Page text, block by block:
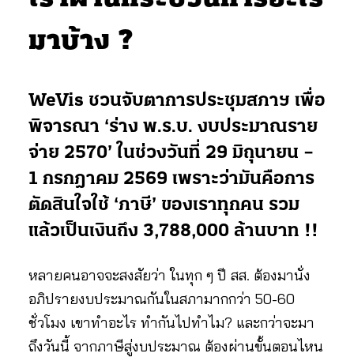
มาบ้าง ?
WeVis ชวนจับตาการประชุมสภาฯ เพื่อ
พิจารณา ‘ร่าง พ.ร.บ. งบประมาณราย
จ่าย 2570’ ในช่วงวันที่ 29 มิถุนายน –
1 กรกฎาคม 2569 เพราะว่ามันคือการ
ตัดสินใจใช้ ‘ภาษี’ ของเราทุกคน รวม
แล้วเป็นเงินถึง 3,788,000 ล้านบาท !!
หลายคนอาจจะสงสัยว่า ในทุก ๆ ปี สส. ต้องมานั่ง
อภิปรายงบประมาณกันในสภามากกว่า 50-60
ชั่วโมง เขาทำอะไร ทำกันไปทำไม? และกว่าจะมา
ถึงวันนี้ จากภาษีสู่งบประมาณ ต้องผ่านขั้นตอนไหน